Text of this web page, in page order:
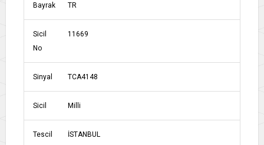
Bayrak TR
Sicil
No
11669
Sinyal TCA4148
Sicil Milli
Tescil
İSTANBUL